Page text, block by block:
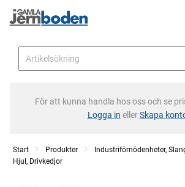
För att kunna handla hos oss och se
Logga in ellerSkapa
Start Produkter
Industriförnödenheter,
Hjul, Drivkedjor